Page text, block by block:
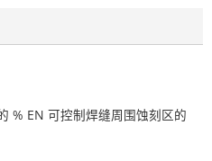
% EN 可控制焊缝周围蚀刻区的